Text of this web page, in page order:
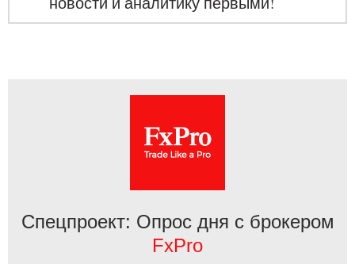
Спецпроект: Опрос дня с брокером
FxPro